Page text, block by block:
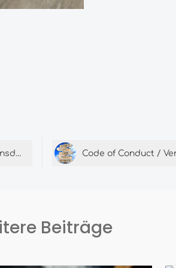
Schulprojekt der MS Ensdorf
Beiträge